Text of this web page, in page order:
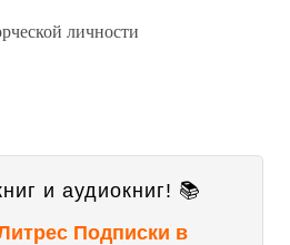
личности
и аудиокниг! 📚
Подписки в